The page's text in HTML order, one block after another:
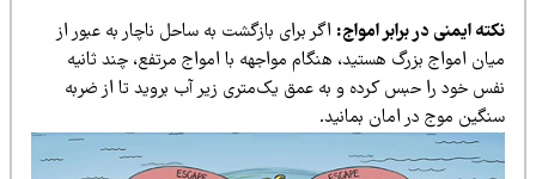
ایمنی در برابر امواج:اگر برای بازگشت به ساحل ناچار به عبور از
امواج بزرگ هستید، هنگام مواجهه با امواج مرتفع، چند ثانیه
خود را حبس کرده و به عمق یک‌متری زیر آب بروید تا از ضربه
موج در امان بمانید.